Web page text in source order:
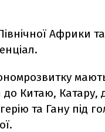
Африки
до Китаю, Катару,
та Гану під